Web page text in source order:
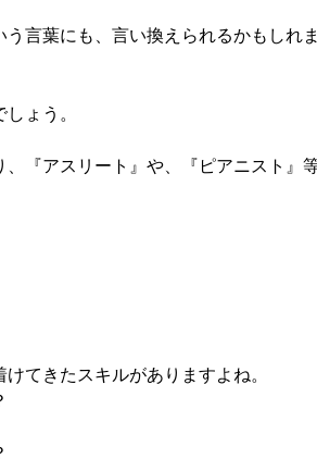
言葉にも、言い換えられるかもしれま
ょう。
『アスリート』や、『ピアニスト』
てきたスキルがありますよね。